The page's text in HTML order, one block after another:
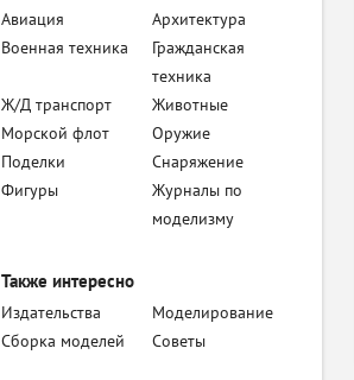
Авиация
Архитектура
Военная техника
Гражданская
техника
Ж/Д транспорт
Животные
Морской флот
Оружие
Поделки
Снаряжение
Фигуры
Журналы по
моделизму
Также интересно
Издательства
Моделирование
Сборка моделей
Советы